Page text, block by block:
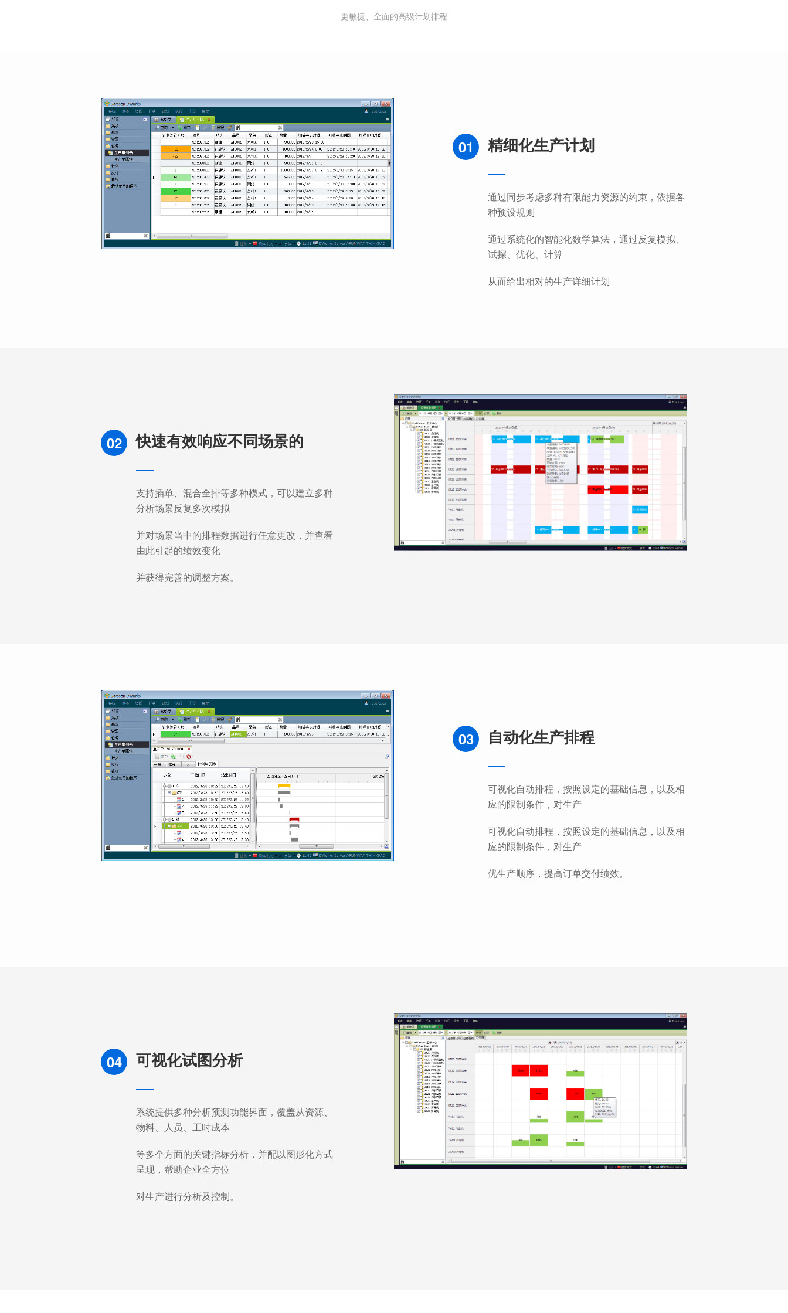
更敏捷、全面的高级计划排程
01 精细化生产计划
通过同步考虑多种有限能力资源的约束，依据各
种预设规则
通过系统化的智能化数学算法，通过反复模拟、
试探、优化、计算
从而给出相对的生产详细计划
02 快速有效响应不同场景的
支持插单、混合全排等多种模式，可以建立多种
分析场景反复多次模拟
并对场景当中的排程数据进行任意更改，并查看
由此引起的绩效变化
并获得完善的调整方案。
03 自动化生产排程
可视化自动排程，按照设定的基础信息，以及相
应的限制条件，对生产
可视化自动排程，按照设定的基础信息，以及相
应的限制条件，对生产
优生产顺序，提高订单交付绩效。
04 可视化试图分析
系统提供多种分析预测功能界面，覆盖从资源、
物料、人员、工时成本
等多个方面的关键指标分析，并配以图形化方式
呈现，帮助企业全方位
对生产进行分析及控制。